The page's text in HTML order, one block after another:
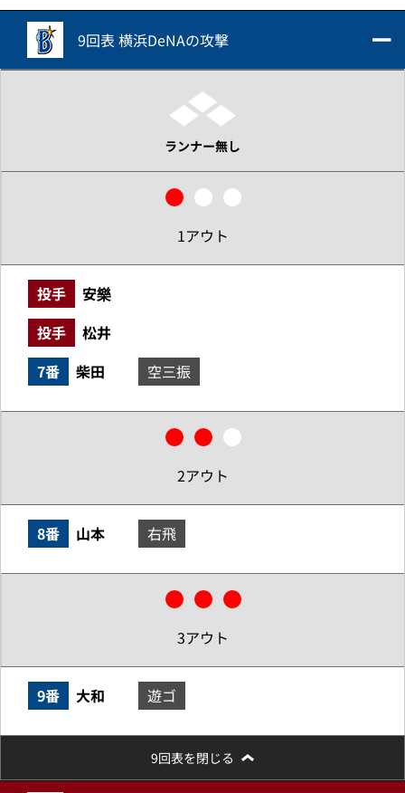
9回表 横浜DeNAの攻撃
ランナー無し
1アウト
投手
安樂
投手
松井
7番
柴田 空三振
2アウト
8番 山本 右飛
3アウト
9番 大和 遊ゴ
9回表を閉じる